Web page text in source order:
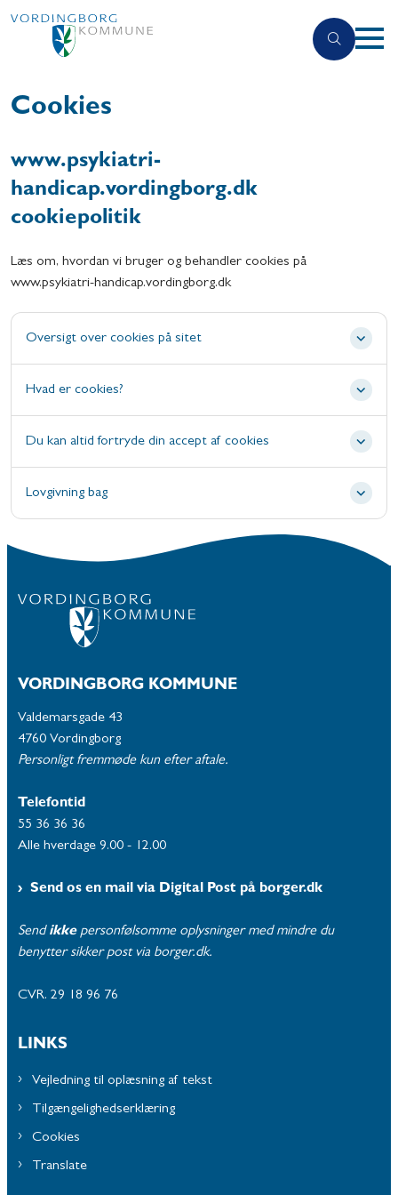
Cookies
www.psykiatri-
handicap.vordingborg.dk
cookiepolitik
Læs om, hvordan vi bruger og behandler cookies på
www.psykiatri-handicap.vordingborg.dk
Oversigt over cookies på sitet
Hvad er cookies?
Du kan altid fortryde din accept af cookies
Lovgivning bag
VORDINGBORG KOMMUNE
Valdemarsgade 43
4760 Vordingborg
Personligt fremmøde kun efter aftale.
Telefontid
55 36 36 36
Alle hverdage 9.00 - 12.00
Send os en mail via Digital Post på borger.dk
Send ikke personfølsomme oplysninger med mindre du
benytter sikker post via borger.dk.
CVR. 29 18 96 76
LINKS
Vejledning til oplæsning af tekst
Tilgængelighedserklæring
Cookies
Translate